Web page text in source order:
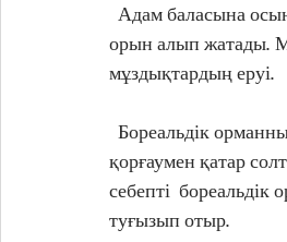
Адам баласына
орын алып жатады.
мұздықтардың еруі.
Бореальдік
қорғаумен қатар
себепті
туғызып отыр.